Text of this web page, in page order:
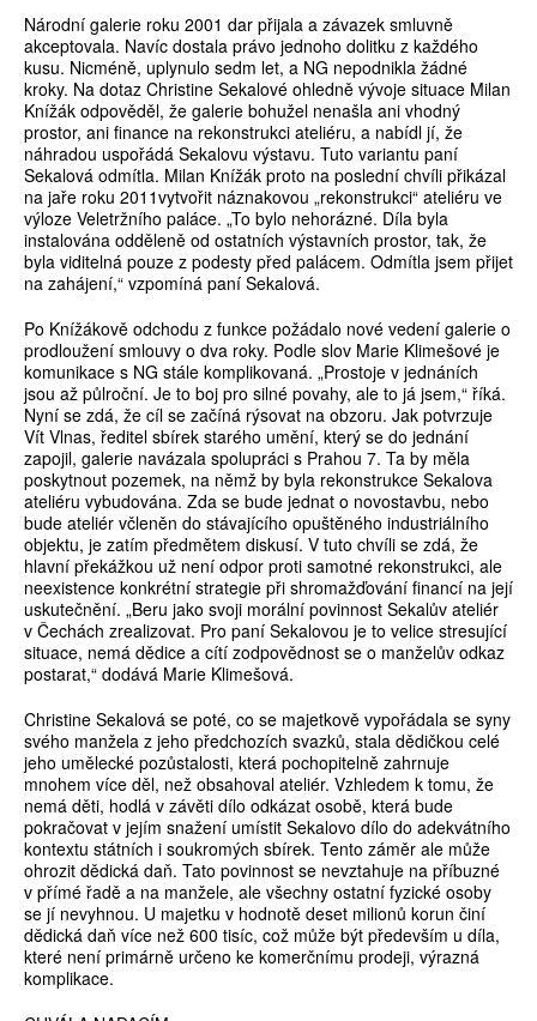
Národní galerie roku 2001 dar přijala a závazek smluvně
akceptovala. Navíc dostala právo jednoho dolitku z každého
kusu. Nicméně, uplynulo sedm let, a NG nepodnikla žádné
kroky. Na dotaz Christine Sekalové ohledně vývoje situace Milan
Knížák odpověděl, že galerie bohužel nenašla ani vhodný
prostor, ani finance na rekonstrukci ateliéru, a nabídl jí, že
náhradou uspořádá Sekalovu výstavu. Tuto variantu paní
Sekalová odmítla. Milan Knížák proto na poslední chvíli přikázal
na jaře roku 2011vytvořit náznakovou „rekonstrukci“ ateliéru ve
výloze Veletržního paláce. „To bylo nehorázné. Díla byla
instalována odděleně od ostatních výstavních prostor, tak, že
byla viditelná pouze z podesty před palácem. Odmítla jsem přijet
na zahájení,“ vzpomíná paní Sekalová.
Po Knížákově odchodu z funkce požádalo nové vedení galerie o
prodloužení smlouvy o dva roky. Podle slov Marie Klimešové je
komunikace s NG stále komplikovaná. „Prostoje v jednáních
jsou až půlroční. Je to boj pro silné povahy, ale to já jsem,“ říká.
Nyní se zdá, že cíl se začíná rýsovat na obzoru. Jak potvrzuje
Vít Vlnas, ředitel sbírek starého umění, který se do jednání
zapojil, galerie navázala spolupráci s Prahou 7. Ta by měla
poskytnout pozemek, na němž by byla rekonstrukce Sekalova
ateliéru vybudována. Zda se bude jednat o novostavbu, nebo
bude ateliér včleněn do stávajícího opuštěného industriálního
objektu, je zatím předmětem diskusí. V tuto chvíli se zdá, že
hlavní překážkou už není odpor proti samotné rekonstrukci, ale
neexistence konkrétní strategie při shromažďování financí na její
uskutečnění. „Beru jako svoji morální povinnost Sekalův ateliér
v Čechách zrealizovat. Pro paní Sekalovou je to velice stresující
situace, nemá dědice a cítí zodpovědnost se o manželův odkaz
postarat,“ dodává Marie Klimešová.
Christine Sekalová se poté, co se majetkově vypořádala se syny
svého manžela z jeho předchozích svazků, stala dědičkou celé
jeho umělecké pozůstalosti, která pochopitelně zahrnuje
mnohem více děl, než obsahoval ateliér. Vzhledem k tomu, že
nemá děti, hodlá v závěti dílo odkázat osobě, která bude
pokračovat v jejím snažení umístit Sekalovo dílo do adekvátního
kontextu státních i soukromých sbírek. Tento záměr ale může
ohrozit dědická daň. Tato povinnost se nevztahuje na příbuzné
v přímé řadě a na manžele, ale všechny ostatní fyzické osoby
se jí nevyhnou. U majetku v hodnotě deset milionů korun činí
dědická daň více než 600 tisíc, což může být především u díla,
které není primárně určeno ke komerčnímu prodeji, výrazná
komplikace.